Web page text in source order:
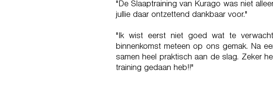
"De Slaaptraining van Kurago was niet
jullie daar ontzettend dankbaar voor."
"Ik wist eerst niet goed wat te
binnenkomst meteen op ons gemak. Na
samen heel praktisch aan de slag. Zeker
training gedaan heb!!"